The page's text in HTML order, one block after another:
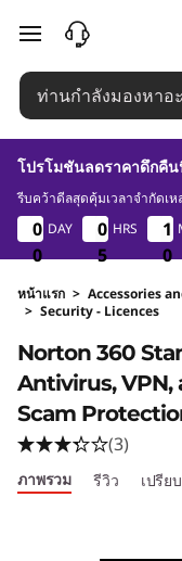
ข้ามไปที่เนื้อหาหลัก
โปรโมชันลดราคาดึกคืน
รีบคว้าดีลสุดคุ้มเวลาจำกัดเ
0
0
0
0
0
0
0
0
DAY
0
5
0
5
0
5
0
5
HRS
1
0
1
0
1
0
1
0
หน้าแรก > Accessories
> Security - Licences
Norton 360
Antivirus,
Scam
(3)
ภาพรวม รีวิว เปรีย